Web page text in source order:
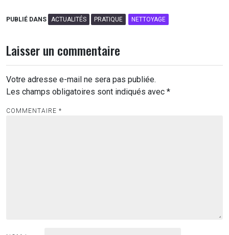
PUBLIÉ DANS ACTUALITÉS PRATIQUE NETTOYAGE
Laisser un commentaire
Votre adresse e-mail ne sera pas publiée.
Les champs obligatoires sont indiqués avec *
COMMENTAIRE *